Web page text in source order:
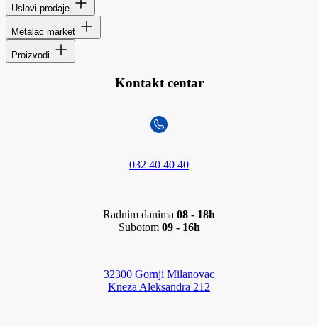
Uslovi prodaje
Metalac market
Proizvodi
Kontakt centar
032 40 40 40
Radnim danima 08 - 18h
Subotom 09 - 16h
32300 Gornji Milanovac
Kneza Aleksandra 212